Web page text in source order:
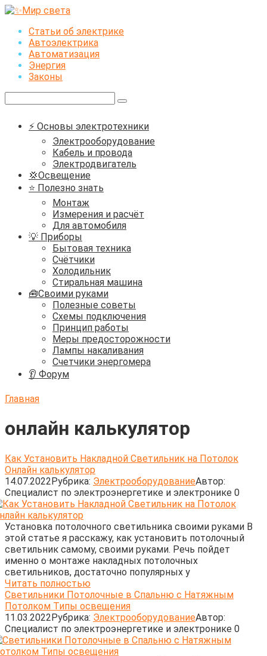
Перейти
контентуСтатьи об электрике
Автоэлектрика
Автоматизация
Энергия
Законы
⚡ Основы электротехники
Электрооборудование
Кабель и провода
Электродвигатель
💢Освещение
⭐ Полезно знать
Монтаж
Измерения и расчёт
Для автомобиля
💡 Приборы
Бытовая техника
Счётчики
Холодильник
Стиральная машина
🧰Своими руками
Полезные советы
Схемы подключения
Принцип работы
Меры предосторожности
Лампы накаливания
Счетчики энергомера
👂 Форум
Главная
онлайн калькулятор
Как Установить Накладной Светильник на Потолок
Онлайн калькулятор
14.07.2022Рубрика: ЭлектрооборудованиеАвтор:
Cпециалист по электроэнергетике и электронике 0
Установка потолочного светильника своими руками В
этой статье я расскажу, как установить потолочный
светильник самому, своими руками. Речь пойдет
именно о монтаже накладных потолочных
светильников, достаточно популярных у
Читать полностью
Светильники Потолочные в Спальню с Натяжным
Потолком Типы освещения
11.03.2022Рубрика: ЭлектрооборудованиеАвтор:
Cпециалист по электроэнергетике и электронике 0